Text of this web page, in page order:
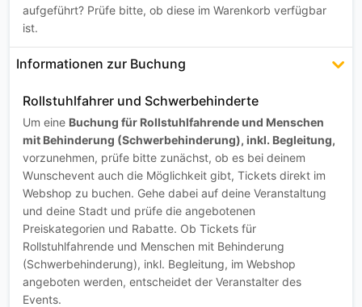
aufgeführt? Prüfe bitte, ob diese im Warenkorb verfügbar
ist.
Informationen zur Buchung
Rollstuhlfahrer und Schwerbehinderte
Um eine Buchung für Rollstuhlfahrende und Menschen
mit Behinderung (Schwerbehinderung), inkl. Begleitung,
vorzunehmen, prüfe bitte zunächst, ob es bei deinem
Wunschevent auch die Möglichkeit gibt, Tickets direkt im
Webshop zu buchen. Gehe dabei auf deine Veranstaltung
und deine Stadt und prüfe die angebotenen
Preiskategorien und Rabatte. Ob Tickets für
Rollstuhlfahrende und Menschen mit Behinderung
(Schwerbehinderung), inkl. Begleitung, im Webshop
angeboten werden, entscheidet der Veranstalter des
Events.